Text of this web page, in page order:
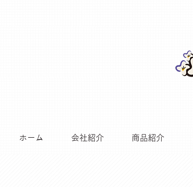
ホーム 会社紹介 商品紹介